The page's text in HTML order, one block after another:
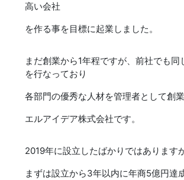
高い会社
を作る事を目標に起業しました。
まだ創業から1年程ですが、前社でも同
を行なっており
各部門の優秀な人材を管理者として創
エルアイデア株式会社です。
2019年に設立したばかりではありますが
まずは設立から3年以内に年商5億円達